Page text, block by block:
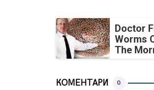
Doctor
Worms
The
КОМЕНТАРИ 0